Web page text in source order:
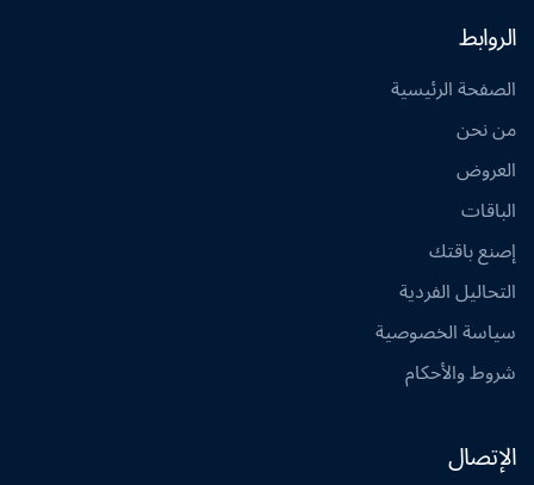
الروابط
الصفحة الرئيسية
من نحن
العروض
الباقات
إصنع باقتك
التحاليل الفردية
سياسة الخصوصية
شروط والأحكام
الإتصال